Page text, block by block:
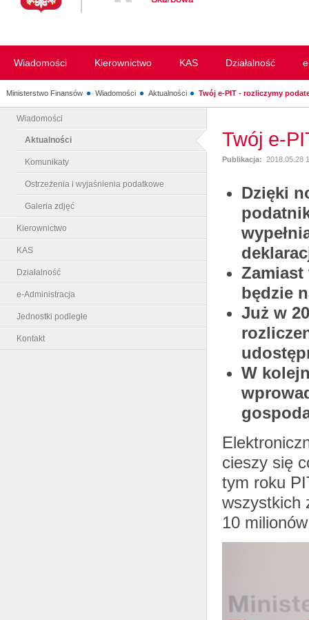
Wiadomości Kierownictwo KAS Działalność
Ministerstwo Finansów Wiadomości Aktualności Twój e-PIT - rozliczymy
Wiadomości
Aktualności
Komunikaty
Ostrzeżenia i wyjaśnienia podatkowe
Galeria zdjęć
Kierownictwo
KAS
Działalność
e-Administracja
Jednostki podległe
Kontakt
Twój e-
Publikacja: 2018.05.28
Dzięki
będzie
Już w
W
cieszy się
tym roku
wszystkich
10